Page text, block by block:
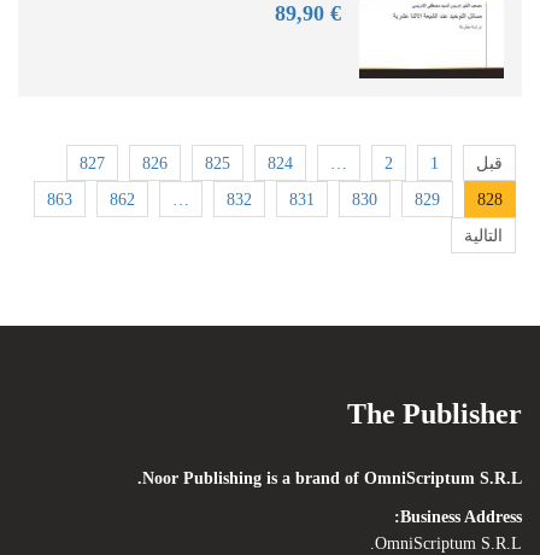
€ 89,
90
قبل 1
2
…
824
825
826
827
828
829
830
831
832
…
862
863
التالية
The Publisher
Noor Publishing is a brand of OmniScriptum S.R.L.
Business Address:
OmniScriptum S.R.L.